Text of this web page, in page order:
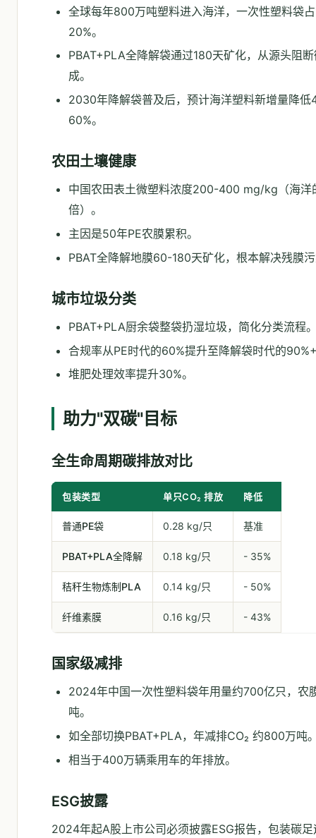
全球每年800万吨塑料进入海洋，一次性塑料袋
20%。
PBAT+PLA全降解袋通过180天矿化，从源头阻
成。
2030年降解袋普及后，预计海洋塑料新增量降
60%。
农田土壤健康
中国农田表土微塑料浓度200-400 mg/kg（海
倍）。
主因是50年PE农膜累积。
PBAT全降解地膜60-180天矿化，根本解决残膜
城市垃圾分类
PBAT+PLA厨余袋整袋扔湿垃圾，简化分类流程
合规率从PE时代的60%提升至降解袋时代的
堆肥处理效率提升30%。
助力"双碳"目标
全生命周期碳排放对比
包装类型 单只CO₂ 排放 降低
普通PE袋 0.28 kg/只 基准
PBAT+PLA全降解 0.18 kg/只 - 35%
秸秆生物炼制PLA 0.14 kg/只 - 50%
纤维素膜 0.16 kg/只 - 43%
国家级减排
2024年中国一次性塑料袋年用量约700亿只，农
吨。
如全部切换PBAT+PLA，年减排CO₂ 约800万吨
相当于400万辆乘用车的年排放。
ESG披露
2024年起A股上市公司必须披露ESG报告，包装碳